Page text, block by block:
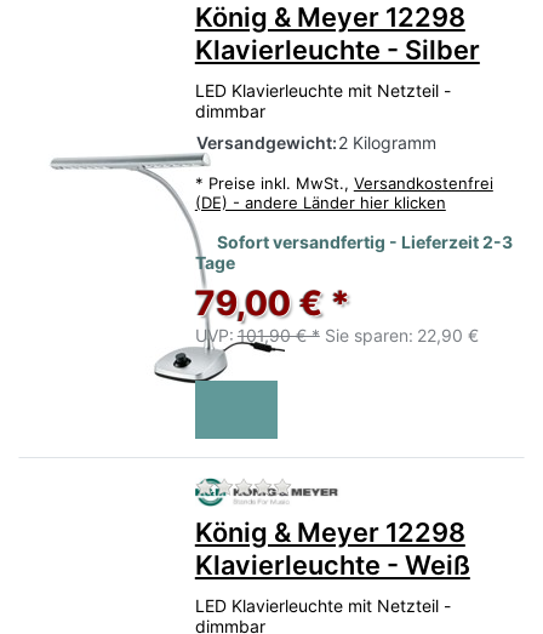
König & Meyer 12298
Klavierleuchte - Silber
LED Klavierleuchte mit Netzteil -
dimmbar
Versandgewicht:2 Kilogramm
* Preise inkl. MwSt., Versandkostenfrei
(DE) - andere Länder hier klicken
Sofort versandfertig - Lieferzeit 2-3
Tage
79,00 € *
UVP: 101,90 € * Sie sparen: 22,90 €
Zu diesem Produkt liegen
König & Meyer 12298
Klavierleuchte - Weiß
LED Klavierleuchte mit Netzteil -
dimmbar